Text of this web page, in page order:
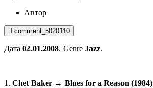
Автор
comment_5020110
Дата 02.01.2008. Genre Jazz.
1. Chet Baker → Blues for a Reason (1984)